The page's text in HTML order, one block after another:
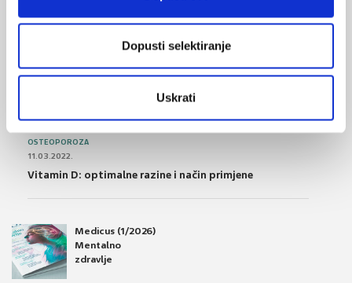
Dopusti selektiranje
Uskrati
OSTEOPOROZA
Osteoporoza – prevencija, otkrivanje i liječenje
OSTEOPOROZA
11.03.2022.
Vitamin D: optimalne razine i način primjene
Medicus (1/2026)
Mentalno
zdravlje